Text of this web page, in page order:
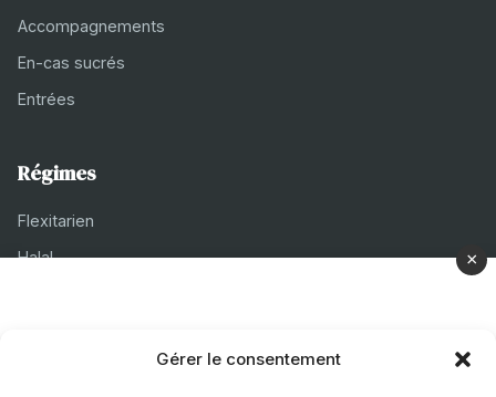
Gérer le consentement
Accompagnements
En-cas sucrés
Entrées
Régimes
Flexitarien
Halal
×